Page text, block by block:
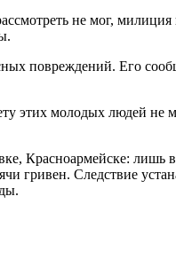
не мог,
повреждений. Его
этих молодых людей не
Красноармейске: лишь
гривен. Следствие